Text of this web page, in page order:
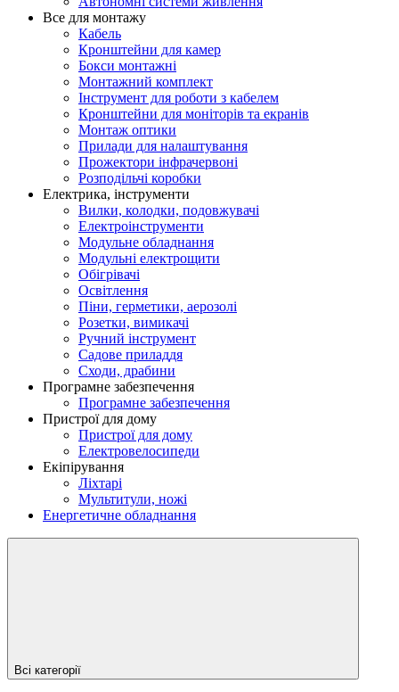
Все для монтажу
Кабель
Кронштейни для камер
Бокси монтажні
Монтажний комплект
Інструмент для роботи з кабелем
Кронштейни для моніторів та екранів
Монтаж оптики
Прилади для налаштування
Прожектори інфрачервоні
Розподільчі коробки
Електрика, інструменти
Вилки, колодки, подовжувачі
Електроінструменти
Модульне обладнання
Модульні електрощити
Обігрівачі
Освітлення
Піни, герметики, аерозолі
Розетки, вимикачі
Ручний інструмент
Садове приладдя
Сходи, драбини
Програмне забезпечення
Програмне забезпечення
Пристрої для дому
Пристрої для дому
Електровелосипеди
Екіпірування
Ліхтарі
Мультитули, ножі
Енергетичне обладнання
Всі категорії